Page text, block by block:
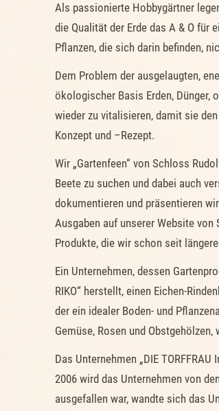
Als passionierte Hobbygärtner
die Qualität der Erde das A & O für
Pflanzen, die sich darin befinden,
Dem Problem der ausgelaugten,
ökologischer Basis Erden, Dünger,
wieder zu vitalisieren, damit sie
Konzept und –Rezept.
Wir „Gartenfeen“ von Schloss
Beete zu suchen und dabei auch
dokumentieren und präsentieren
Ausgaben auf unserer Website
Produkte, die wir schon seit
Ein Unternehmen, dessen
RIKO“ herstellt, einen Eichen-
der ein idealer Boden- und
Gemüse, Rosen und
Das Unternehmen „DIE
2006 wird das Unternehmen von
ausgefallen war, wandte sich das